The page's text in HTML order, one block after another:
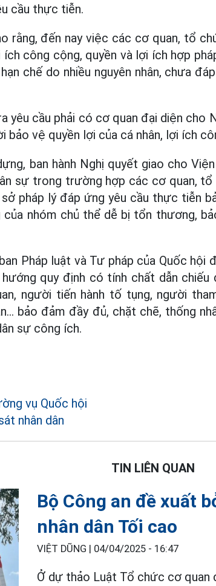
cầu thực tiễn.
rằng, đến nay việc các cơ quan, tổ
công cộng, quyền và lợi ích hợp
chế do nhiều nguyên nhân, chưa
yêu cầu phải có cơ quan đại diện cho
bảo vệ quyền lợi của cá nhân, lợi ích
ban hành Nghị quyết giao cho
sự trong trường hợp các cơ quan,
pháp lý đáp ứng yêu cầu thực tiễn
của nhóm chủ thể dễ bị tổn thương,
Pháp luật và Tư pháp của Quốc hội
quy định có tính chất dẫn
người tiến hành tố tụng, người
bảo đảm đầy đủ, chặt chẽ, thống
sự công ích.
vụ Quốc hội
nhân dân
TIN LIÊN QUAN
Bộ Công an đề xuất
nhân dân Tối cao
VIỆT DŨNG | 04/04/2025 - 16:47
Ở dự thảo Luật Tổ chức cơ quan